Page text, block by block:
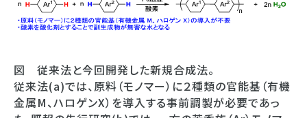
図 従来法と今回開発した新規合成法。
従来法(a)では、原料（モノマー）に２種類の官能基（有機
金属M、ハロゲンX）を導入する事前調製が必要であっ